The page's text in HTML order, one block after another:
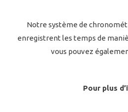
Notre système de
enregistrent les temps de
vous pouvez
Pour plus